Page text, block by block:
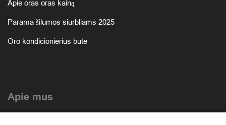
Apie oras oras kainą
Parama šilumos siurbliams 2025
Oro kondicionierius bute
Apie mus